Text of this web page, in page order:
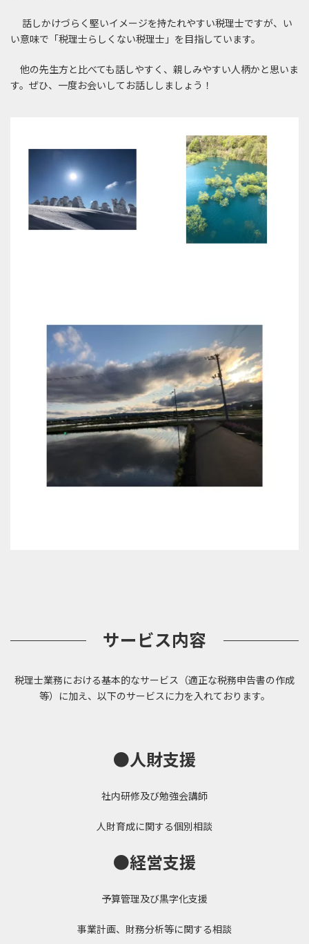
話しかけづらく堅いイメージを持たれやすい税理士ですが、い
い意味で「税理士らしくない税理士」を目指しています。
他の先生方と比べても話しやすく、親しみやすい人柄かと思いま
す。ぜひ、一度お会いしてお話ししましょう！
サービス内容
税理士業務における基本的なサービス（適正な税務申告書の作成
等）に加え、以下のサービスに力を入れております。
●人財支援
社内研修及び勉強会講師
人財育成に関する個別相談
●経営支援
予算管理及び黒字化支援
事業計画、財務分析等に関する相談